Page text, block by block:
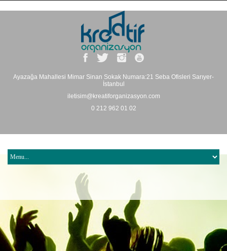
Ayazağa Mahallesi Mimar Sinan Sokak Numara:21 Seba Ofisleri Sarıyer-
İstanbul
iletisim@kreatiforganizasyon.com
0 212 962 01 02